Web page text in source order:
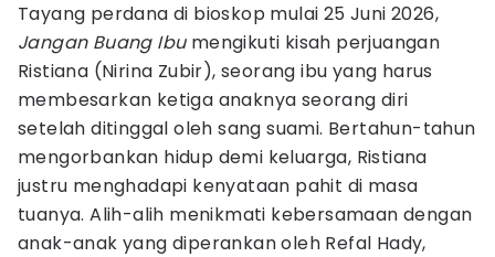
Tayang perdana di bioskop mulai 25 Juni 2026,
Jangan Buang Ibumengikuti kisah perjuangan
Ristiana (Nirina Zubir), seorang ibu yang harus
membesarkan ketiga anaknya seorang diri
setelah ditinggal oleh sang suami. Bertahun-tahun
mengorbankan hidup demi keluarga, Ristiana
justru menghadapi kenyataan pahit di masa
tuanya. Alih-alih menikmati kebersamaan dengan
anak-anak yang diperankan oleh Refal Hady,